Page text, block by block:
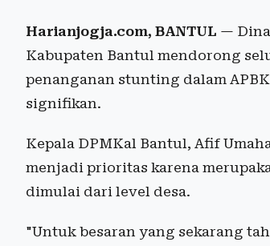
Harianjogja.com, BANTUL —
Kabupaten Bantul mendorong
penanganan stunting dalam
signifikan.
Kepala DPMKal Bantul, Afif
menjadi prioritas karena
dimulai dari level desa.
"Untuk besaran yang sekarang